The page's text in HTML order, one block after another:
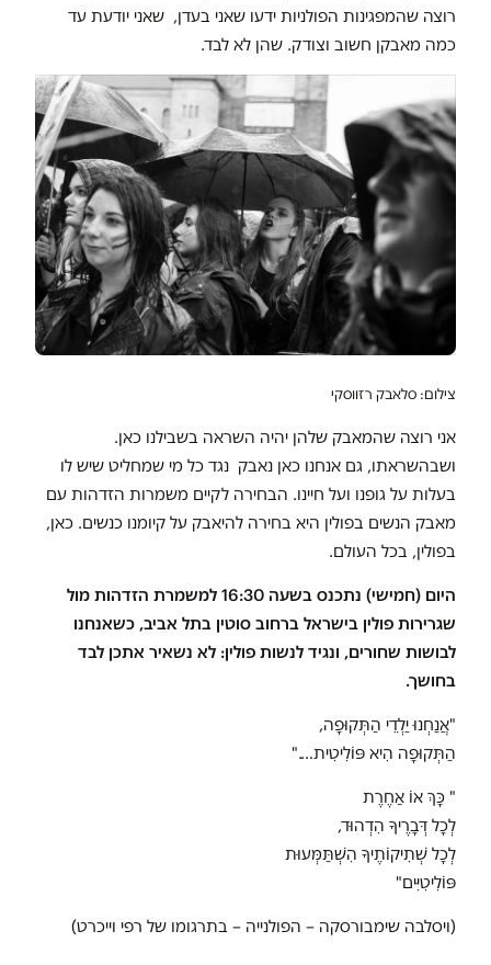
רוצה שהמפגינות הפולניות ידעו שאני בעדן, שאני יודעת עד
כמה מאבקן חשוב וצודק. שהן לא לבד.
צילום: סלאבק רזווסקי
אני רוצה שהמאבק שלהן יהיה השראה בשבילנו כאן.
ושבהשראתו, גם אנחנו כאן נאבק נגד כל מי שמחליט שיש לו
בעלות על גופנו ועל חיינו. הבחירה לקיים משמרות הזדהות עם
מאבק הנשים בפולין היא בחירה להיאבק על קיומנו כנשים. כאן,
בפולין, בכל העולם.
היום (חמישי) נתכנס בשעה 16:30 למשמרת הזדהות מול
שגרירות פולין בישראל ברחוב סוטין בתל אביב, כשאנחנו
לבושות שחורים, ונגיד לנשות פולין: לא נשאיר אתכן לבד
בחושך.
"אֲנַחְנוּ יַלְדֵי הַתְּקוּפָה,
הַתְּקוּפָה הִיא פּוֹלִיטִית…."
" כָּךְ אוֹ אַחֶרֶת
לְכָל דְּבָרֶיךָ הִדְהוּד,
לְכָל שְׁתִיקוֹתֶיךָ הִשְׁתַּמְּעוּת
פּוֹלִיטִיִּים"
(ויסלבה שימבורסקה – הפולנייה – בתרגומו של רפי וייכרט)